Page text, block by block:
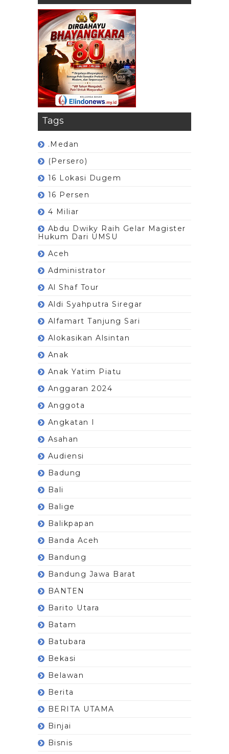
Tags
.Medan
(Persero)
16 Lokasi Dugem
16 Persen
4 Miliar
Abdu Dwiky Raih Gelar Magister
Hukum Dari UMSU
Aceh
Administrator
Al Shaf Tour
Aldi Syahputra Siregar
Alfamart Tanjung Sari
Alokasikan Alsintan
Anak
Anak Yatim Piatu
Anggaran 2024
Anggota
Angkatan I
Asahan
Audiensi
Badung
Bali
Balige
Balikpapan
Banda Aceh
Bandung
Bandung Jawa Barat
BANTEN
Barito Utara
Batam
Batubara
Bekasi
Belawan
Berita
BERITA UTAMA
Binjai
Bisnis